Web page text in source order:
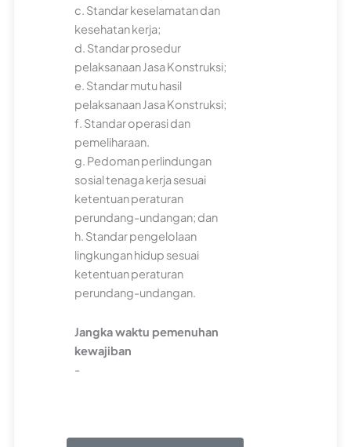
c. Standar keselamatan dan
kesehatan kerja;
d. Standar prosedur
pelaksanaan Jasa Konstruksi;
e. Standar mutu hasil
pelaksanaan Jasa Konstruksi;
f. Standar operasi dan
pemeliharaan.
g. Pedoman perlindungan
sosial tenaga kerja sesuai
ketentuan peraturan
perundang-undangan; dan
h. Standar pengelolaan
lingkungan hidup sesuai
ketentuan peraturan
perundang-undangan.
Jangka waktu pemenuhan
kewajiban
-